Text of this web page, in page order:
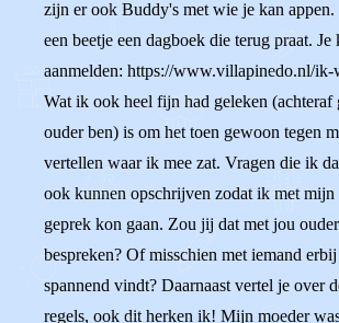
zijn er ook Buddy's met wie je kan
een beetje een dagboek die terug praat. Je
aanmelden: https://www.villapinedo.nl/
Wat ik ook heel fijn had geleken (achteraf
ouder ben) is om het toen gewoon tegen
vertellen waar ik mee zat. Vragen die ik
ook kunnen opschrijven zodat ik met mijn
geprek kon gaan. Zou jij dat met jou
bespreken? Of misschien met iemand
spannend vindt? Daarnaast vertel je over
regels, ook dit herken ik! Mijn moeder